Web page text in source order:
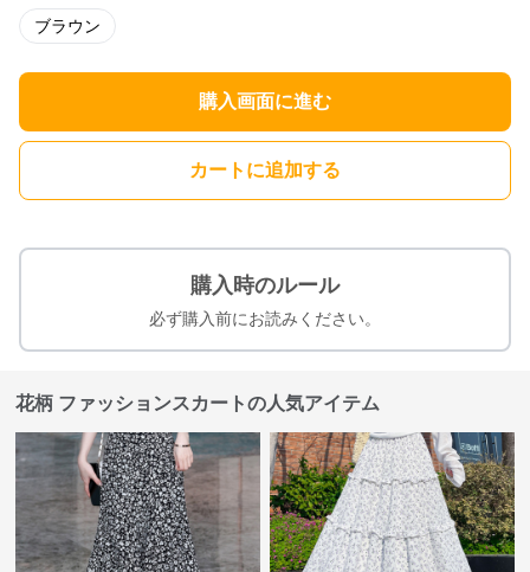
ブラウン
購入画面に進む
カートに追加する
購入時のルール
必ず購入前にお読みください。
花柄 ファッションスカートの人気アイテム